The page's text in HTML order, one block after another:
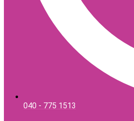
040 - 775 1513